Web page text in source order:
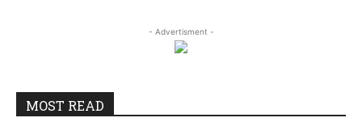
- Advertisment -
MOST READ